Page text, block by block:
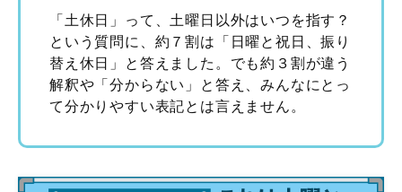
「土休日」って、土曜日以外はいつを指す？
という質問に、約７割は「日曜と祝日、振り
替え休日」と答えました。でも約３割が違う
解釈や「分からない」と答え、みんなにとっ
て分かりやすい表記とは言えません。